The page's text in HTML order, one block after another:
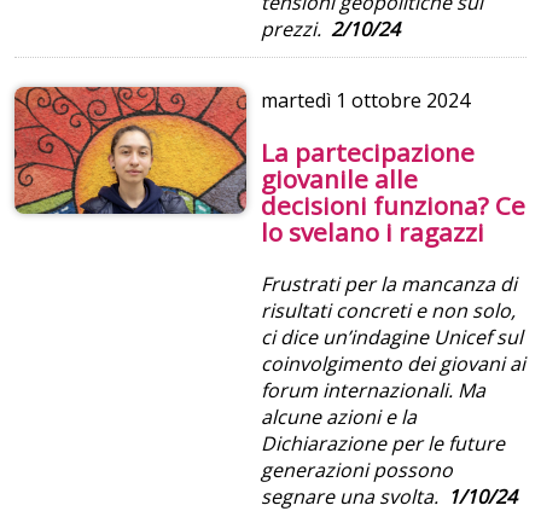
prezzi. 2/10/24
martedì 1 ottobre 2024
La partecipazione
giovanile alle
decisioni funziona? Ce
lo svelano i ragazzi
Frustrati per la mancanza di
risultati concreti e non solo,
ci dice un’indagine Unicef sul
coinvolgimento dei giovani ai
forum internazionali. Ma
alcune azioni e la
Dichiarazione per le future
generazioni possono
segnare una svolta. 1/10/24